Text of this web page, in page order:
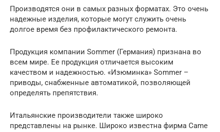
Производятся они в самых разных форматах. Это очень
надежные изделия, которые могут служить очень
долгое время без профилактического ремонта.
Продукция компании Sommer (Германия) признана во
всем мире. Ее продукция отличается высоким
качеством и надежностью. «Изюминка» Sommer –
приводы, снабженные автоматикой, позволяющей
определять препятствия.
Итальянские производители также широко
представлены на рынке. Широко известна фирма Came